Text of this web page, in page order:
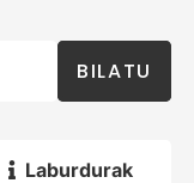
BILATU
Laburdurak